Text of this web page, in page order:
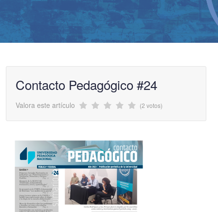
Contacto Pedagógico #24
Valora este artículo (2 votos)